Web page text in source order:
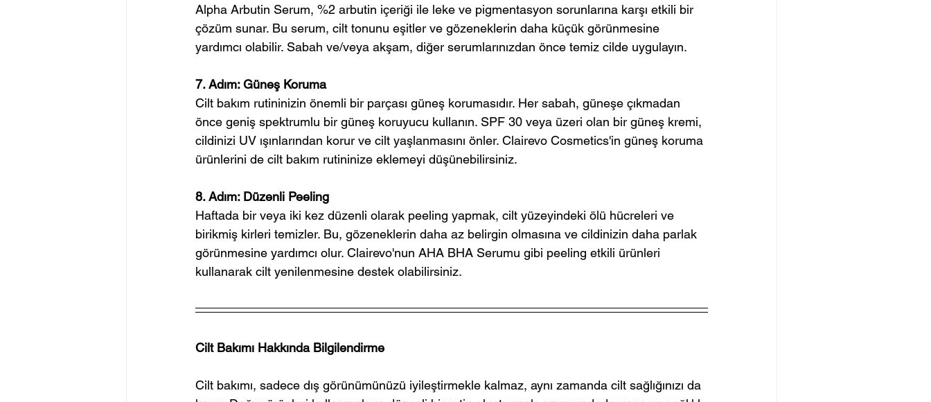
Alpha Arbutin Serum, %2 arbutin içeriği ile leke ve pigmentasyon sorunlarına karşı etkili bir
çözüm sunar. Bu serum, cilt tonunu eşitler ve gözeneklerin daha küçük görünmesine
yardımcı olabilir. Sabah ve/veya akşam, diğer serumlarınızdan önce temiz cilde uygulayın.
7. Adım: Güneş Koruma
Cilt bakım rutininizin önemli bir parçası güneş korumasıdır. Her sabah, güneşe çıkmadan
önce geniş spektrumlu bir güneş koruyucu kullanın. SPF 30 veya üzeri olan bir güneş kremi,
cildinizi UV ışınlarından korur ve cilt yaşlanmasını önler. Clairevo Cosmetics'in güneş koruma
ürünlerini de cilt bakım rutininize eklemeyi düşünebilirsiniz.
8. Adım: Düzenli Peeling
Haftada bir veya iki kez düzenli olarak peeling yapmak, cilt yüzeyindeki ölü hücreleri ve
birikmiş kirleri temizler. Bu, gözeneklerin daha az belirgin olmasına ve cildinizin daha parlak
görünmesine yardımcı olur. Clairevo'nun AHA BHA Serumu gibi peeling etkili ürünleri
kullanarak cilt yenilenmesine destek olabilirsiniz.
Cilt Bakımı Hakkında Bilgilendirme
Cilt bakımı, sadece dış görünümünüzü iyileştirmekle kalmaz, aynı zamanda cilt sağlığınızı da